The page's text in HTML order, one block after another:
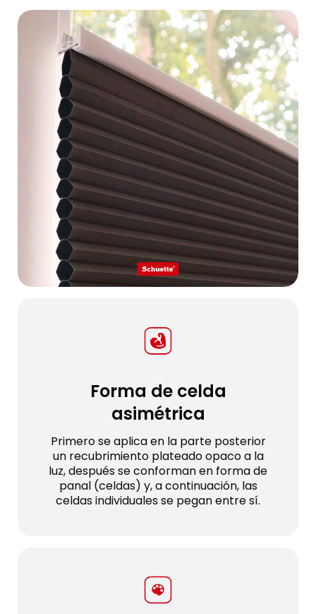
Forma de celda
asimétrica
Primero se aplica en la parte posterior
un recubrimiento plateado opaco a la
luz, después se conforman en forma de
panal (celdas) y, a continuación, las
celdas individuales se pegan entre sí.